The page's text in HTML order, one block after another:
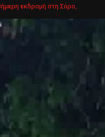
εκδρομή στη Σύρο,